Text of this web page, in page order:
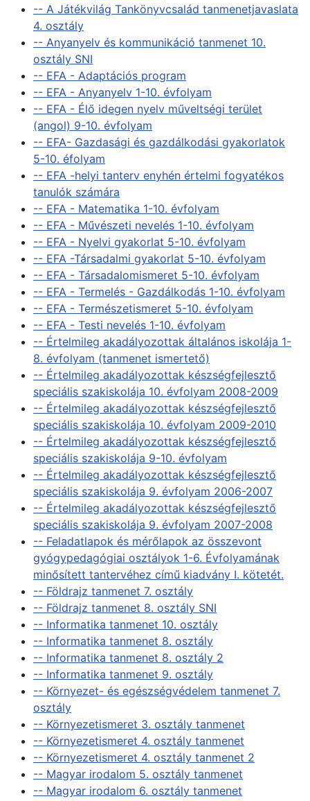
-- A Játékvilág Tankönyvcsalád tanmenetjavaslata
4. osztály
-- Anyanyelv és kommunikáció tanmenet 10.
osztály SNI
-- EFA - Adaptációs program
-- EFA - Anyanyelv 1-10. évfolyam
-- EFA - Élő idegen nyelv műveltségi terület
(angol) 9-10. évfolyam
-- EFA- Gazdasági és gazdálkodási gyakorlatok
5-10. éfolyam
-- EFA -helyi tanterv enyhén értelmi fogyatékos
tanulók számára
-- EFA - Matematika 1-10. évfolyam
-- EFA - Művészeti nevelés 1-10. évfolyam
-- EFA - Nyelvi gyakorlat 5-10. évfolyam
-- EFA -Társadalmi gyakorlat 5-10. évfolyam
-- EFA - Társadalomismeret 5-10. évfolyam
-- EFA - Termelés - Gazdálkodás 1-10. évfolyam
-- EFA - Természetismeret 5-10. évfolyam
-- EFA - Testi nevelés 1-10. évfolyam
-- Értelmileg akadályozottak általános iskolája 1-
8. évfolyam (tanmenet ismertető)
-- Értelmileg akadályozottak készségfejlesztő
speciális szakiskolája 10. évfolyam 2008-2009
-- Értelmileg akadályozottak készségfejlesztő
speciális szakiskolája 10. évfolyam 2009-2010
-- Értelmileg akadályozottak készségfejlesztő
speciális szakiskolája 9-10. évfolyam
-- Értelmileg akadályozottak készségfejlesztő
speciális szakiskolája 9. évfolyam 2006-2007
-- Értelmileg akadályozottak készségfejlesztő
speciális szakiskolája 9. évfolyam 2007-2008
-- Feladatlapok és mérőlapok az összevont
gyógypedagógiai osztályok 1-6. Évfolyamának
minősített tantervéhez című kiadvány I. kötetét.
-- Földrajz tanmenet 7. osztály
-- Földrajz tanmenet 8. osztály SNI
-- Informatika tanmenet 10. osztály
-- Informatika tanmenet 8. osztály
-- Informatika tanmenet 8. osztály 2
-- Informatika tanmenet 9. osztály
-- Környezet- és egészségvédelem tanmenet 7.
osztály
-- Környezetismeret 3. osztály tanmenet
-- Környezetismeret 4. osztály tanmenet
-- Környezetismeret 4. osztály tanmenet 2
-- Magyar irodalom 5. osztály tanmenet
-- Magyar irodalom 6. osztály tanmenet